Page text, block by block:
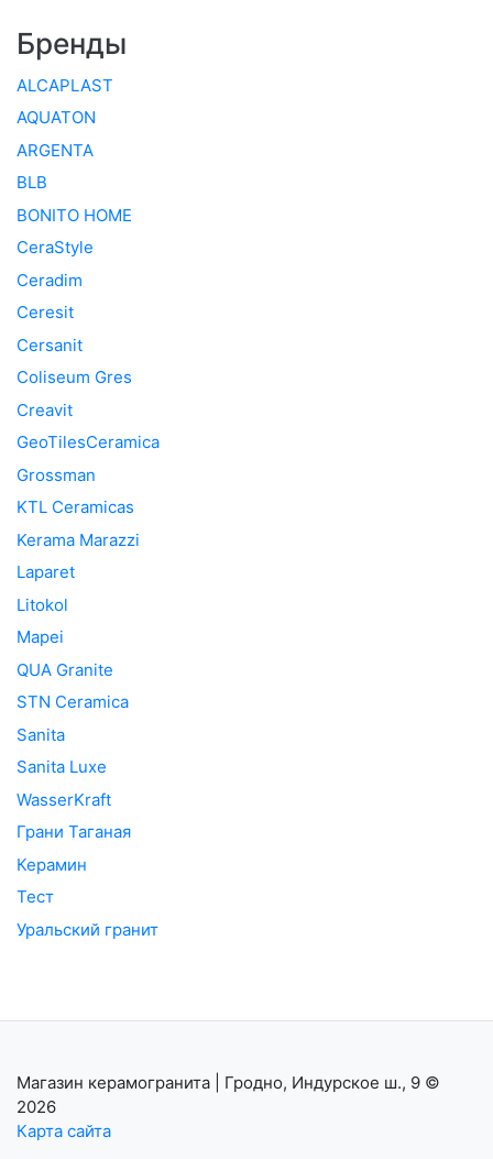
Бренды
ALCAPLAST
AQUATON
ARGENTA
BLB
BONITO HOME
CeraStyle
Ceradim
Ceresit
Cersanit
Coliseum Gres
Creavit
GeoTilesCeramica
Grossman
KTL Ceramicas
Kerama Marazzi
Laparet
Litokol
Mapei
QUA Granite
STN Ceramica
Sanita
Sanita Luxe
WasserKraft
Грани Таганая
Керамин
Тест
Уральский гранит
Магазин керамогранита | Гродно, Индурское ш., 9 ©
2026
Карта сайта